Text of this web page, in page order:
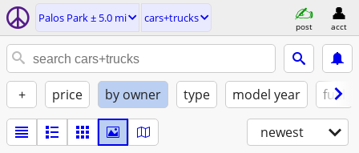
Palos Park ± 5.0 mi cars+trucks
post acct
+ price by owner type model year fuel
newest